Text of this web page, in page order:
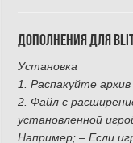
Дополнения для
Установка
1. Распакуйте
2. Файл с
установленной
Например; – Если